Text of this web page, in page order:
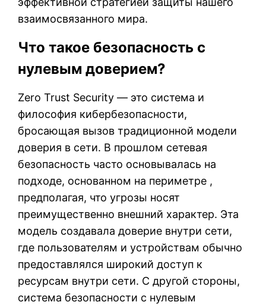
взаимосвязанного мира.
Что такое безопасность с
нулевым доверием?
Zero Trust Security — это система и
философия кибербезопасности,
бросающая вызов традиционной модели
доверия в сети. В прошлом сетевая
безопасность часто основывалась на
подходе, основанном на периметре ,
предполагая, что угрозы носят
преимущественно внешний характер. Эта
модель создавала доверие внутри сети,
где пользователям и устройствам обычно
предоставлялся широкий доступ к
ресурсам внутри сети. С другой стороны,
система безопасности с нулевым